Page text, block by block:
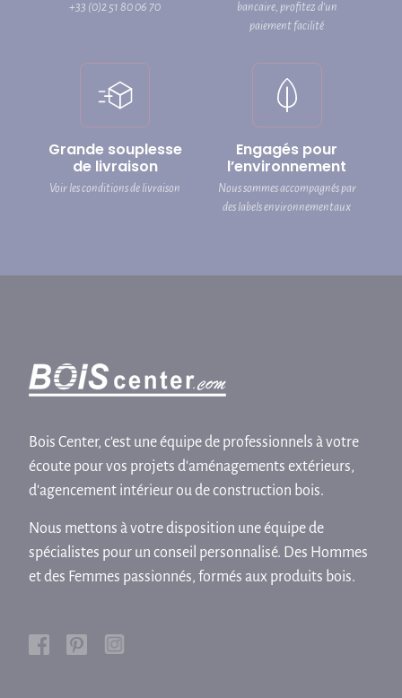
+33 (0)2 51 80 06 70
bancaire, profitez d’un
paiement facilité
Grande souplesse
de livraison
Voir les conditions de livraison
Engagés pour
l’environnement
Nous sommes accompagnés par
des labels environnementaux
Bois Center, c'est une équipe de professionnels à votre
écoute pour vos projets d'aménagements extérieurs,
d'agencement intérieur ou de construction bois.
Nous mettons à votre disposition une équipe de
spécialistes pour un conseil personnalisé. Des Hommes
et des Femmes passionnés, formés aux produits bois.